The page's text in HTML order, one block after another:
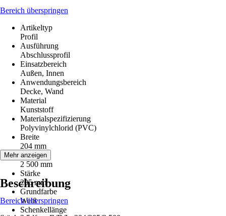
Bereich überspringen
Artikeltyp
Profil
Ausführung
Abschlussprofil
Einsatzbereich
Außen, Innen
Anwendungsbereich
Decke, Wand
Material
Kunststoff
Materialspezifizierung
Polyvinylchlorid (PVC)
Breite
204 mm
Länge
2 500 mm
Stärke
205 mm
Grundfarbe
Weiß
Schenkellänge
Mehr anzeigen
Beschreibung
Bereich überspringen